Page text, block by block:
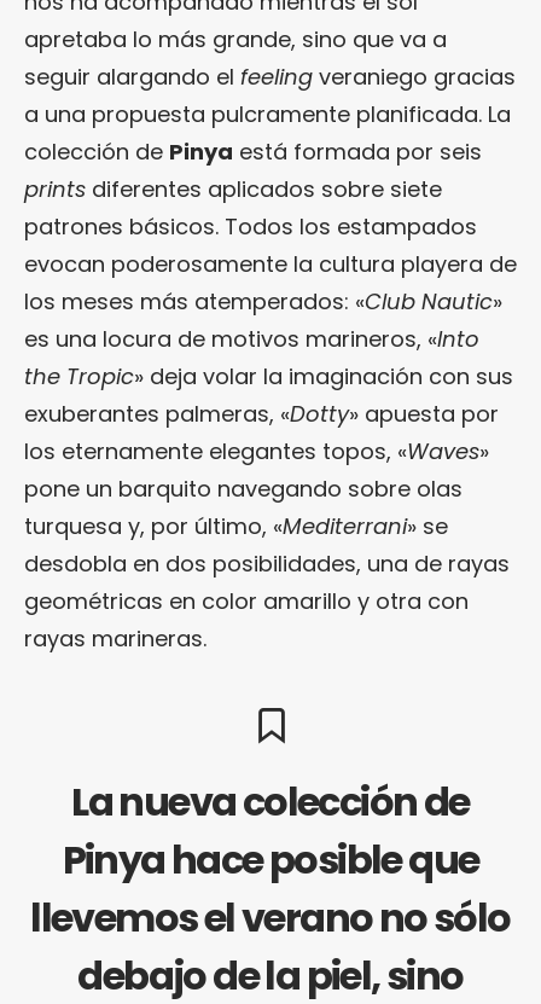
apretaba lo más grande, sino que va a
seguir alargando el feeling veraniego gracias
a una propuesta pulcramente planificada. La
colección de Pinya está formada por seis
prints diferentes aplicados sobre siete
patrones básicos. Todos los estampados
evocan poderosamente la cultura playera de
los meses más atemperados: «Club Nautic»
es una locura de motivos marineros, «Into
the Tropic» deja volar la imaginación con sus
exuberantes palmeras, «Dotty» apuesta por
los eternamente elegantes topos, «Waves»
pone un barquito navegando sobre olas
turquesa y, por último, «Mediterrani» se
desdobla en dos posibilidades, una de rayas
geométricas en color amarillo y otra con
rayas marineras.
La nueva colección de
Pinya hace posible que
llevemos el verano no sólo
debajo de la piel, sino